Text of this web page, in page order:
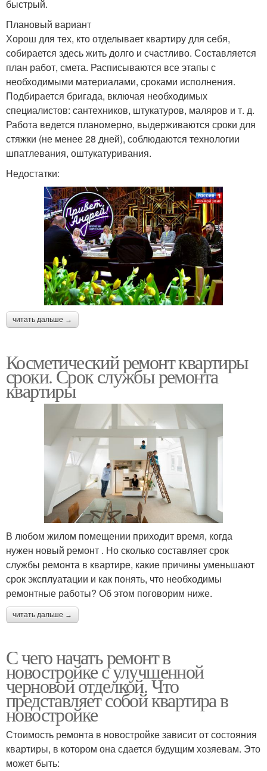
быстрый.
Плановый вариант
Хорош для тех, кто отделывает квартиру для себя,
собирается здесь жить долго и счастливо. Составляется
план работ, смета. Расписываются все этапы с
необходимыми материалами, сроками исполнения.
Подбирается бригада, включая необходимых
специалистов: сантехников, штукатуров, маляров и т. д.
Работа ведется планомерно, выдерживаются сроки для
стяжки (не менее 28 дней), соблюдаются технологии
шпатлевания, оштукатуривания.
Недостатки:
читать дальше →
Косметический ремонт квартиры
сроки. Срок службы ремонта
квартиры
В любом жилом помещении приходит время, когда
нужен новый ремонт . Но сколько составляет срок
службы ремонта в квартире, какие причины уменьшают
срок эксплуатации и как понять, что необходимы
ремонтные работы? Об этом поговорим ниже.
читать дальше →
С чего начать ремонт в
новостройке с улучшенной
черновой отделкой. Что
представляет собой квартира в
новостройке
Стоимость ремонта в новостройке зависит от состояния
квартиры, в котором она сдается будущим хозяевам. Это
может быть: